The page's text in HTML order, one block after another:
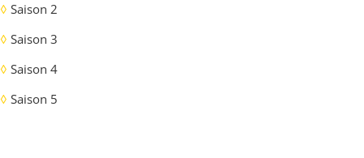
◊ Saison 2
◊ Saison 3
◊ Saison 4
◊ Saison 5